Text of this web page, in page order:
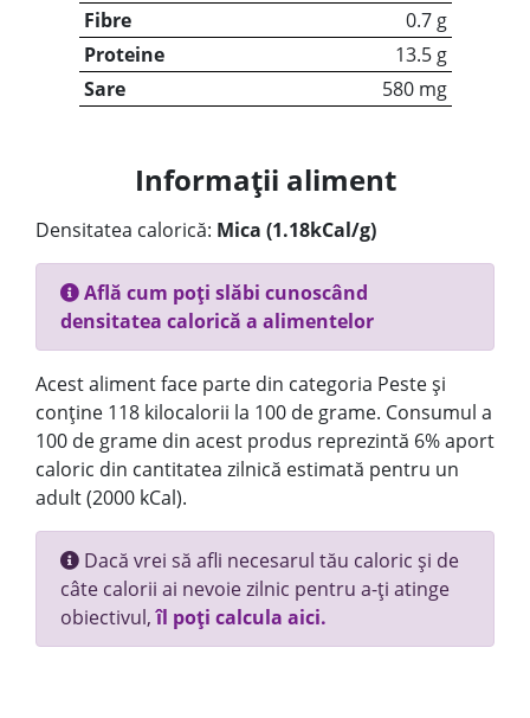
Fibre
0.7 g
Proteine
13.5 g
Sare
580 mg
Informații aliment
Densitatea calorică: Mica (1.18kCal/g)
Află cum poți slăbi cunoscând
densitatea calorică a alimentelor
Acest aliment face parte din categoria Peste și
conține 118 kilocalorii la 100 de grame. Consumul a
100 de grame din acest produs reprezintă 6% aport
caloric din cantitatea zilnică estimată pentru un
adult (2000 kCal).
Dacă vrei să afli necesarul tău caloric și de
câte calorii ai nevoie zilnic pentru a-ți atinge
obiectivul,îl poți calcula aici.